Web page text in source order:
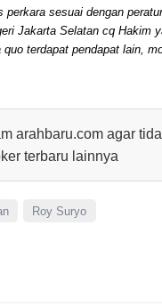
perkara sesuai dengan
Jakarta Selatan cq Hakim
quo terdapat pendapat lain,
arahbaru.com agar
terbaru lainnya
Roy Suryo